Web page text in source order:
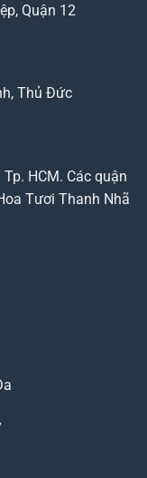
Quận 12
Thủ Đức
HCM. Các quận
Tươi Thanh Nhã